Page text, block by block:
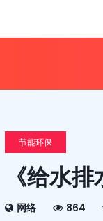
节能环保
《给水
网络 864